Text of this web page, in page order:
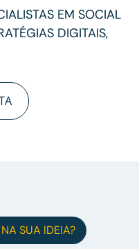
EM SOCIAL
DIGITAIS,
SUA IDEIA?